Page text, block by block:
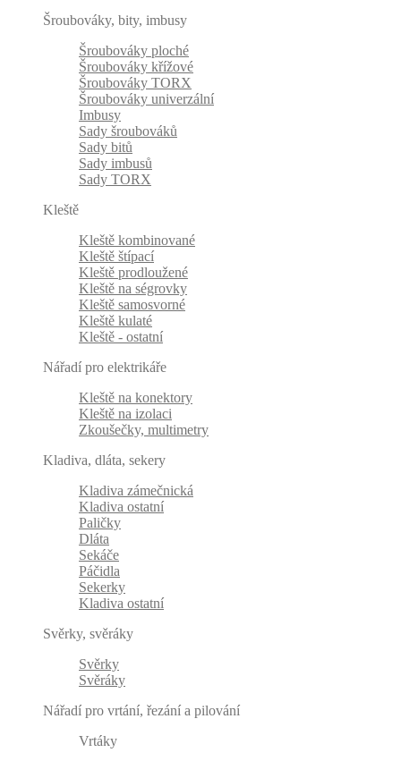
Šroubováky, bity, imbusy
Šroubováky ploché
Šroubováky křížové
Šroubováky TORX
Šroubováky univerzální
Imbusy
Sady šroubováků
Sady bitů
Sady imbusů
Sady TORX
Kleště
Kleště kombinované
Kleště štípací
Kleště prodloužené
Kleště na ségrovky
Kleště samosvorné
Kleště kulaté
Kleště - ostatní
Nářadí pro elektrikáře
Kleště na konektory
Kleště na izolaci
Zkoušečky, multimetry
Kladiva, dláta, sekery
Kladiva zámečnická
Kladiva ostatní
Paličky
Dláta
Sekáče
Páčidla
Sekerky
Kladiva ostatní
Svěrky, svěráky
Svěrky
Svěráky
Nářadí pro vrtání, řezání a pilování
Vrtáky